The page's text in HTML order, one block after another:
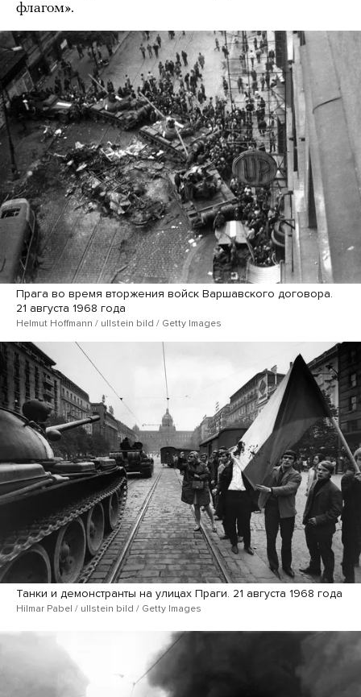
флагом».
Прага во время вторжения войск Варшавского договора.
21 августа 1968 года
Helmut Hoffmann / ullstein bild / Getty Images
Танки и демонстранты на улицах Праги. 21 августа 1968 года
Hilmar Pabel / ullstein bild / Getty Images